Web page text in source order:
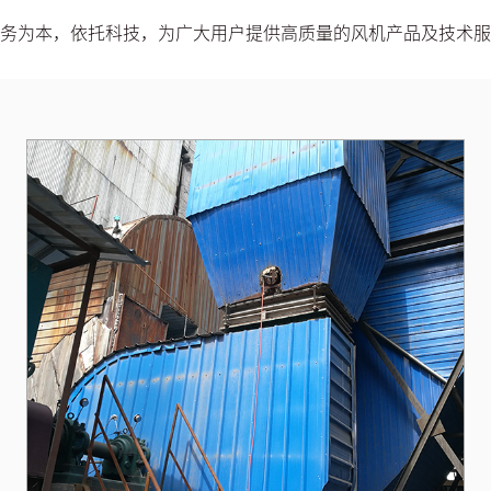
为本，依托科技，为广大用户提供高质量的风机产品及技术